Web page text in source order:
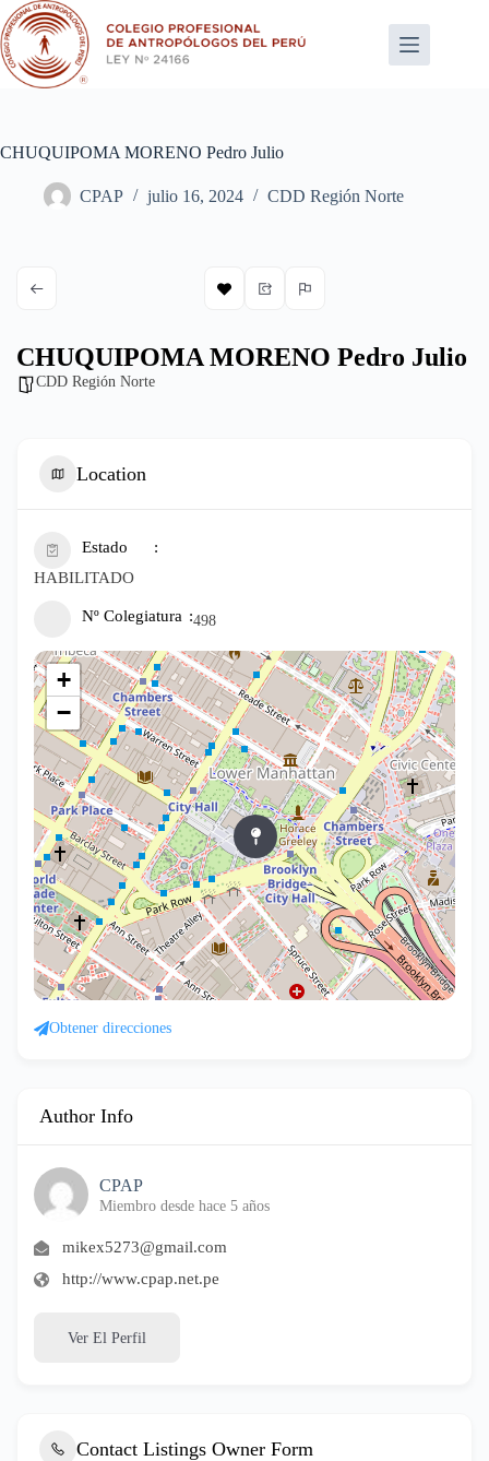
Saltar
al
contenido
CHUQUIPOMA MORENO Pedro Julio
CPAP julio 16, 2024 CDD Región Norte
CHUQUIPOMA MORENO Pedro Julio
CDD Región Norte
Location
Estado
HABILITADO
Nº Colegiatura 498
+
−
Obtener direcciones
Author Info
CPAP
Miembro desde hace 5 años
mikex5273@gmail.com
http://www.cpap.net.pe
Ver El Perfil
Contact Listings Owner Form